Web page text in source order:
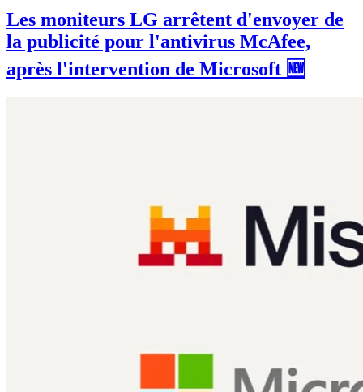
Les moniteurs LG arrêtent d'envoyer de
la publicité pour l'antivirus McAfee,
après l'intervention de Microsoft 🆕